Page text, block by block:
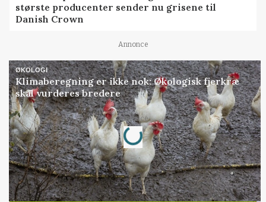
største producenter sender nu grisene til
Danish Crown
Annonce
ØKOLOGI
Klimaberegning er ikke nok: Økologisk fjerkræ
skal vurderes bredere
Annonce
Loading...
Jobs